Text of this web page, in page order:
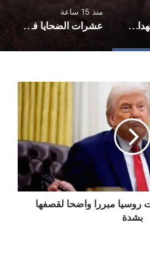
سريع يعلن استهداف معسكرات في حضرموت ومأرب
منذ 15 ساعة
عشرات الضحايا في هجمات صاروخية استهدفت معسكرات لقوات الطوارئ
روسيا مبررا واضحا لقصفها
بشدة